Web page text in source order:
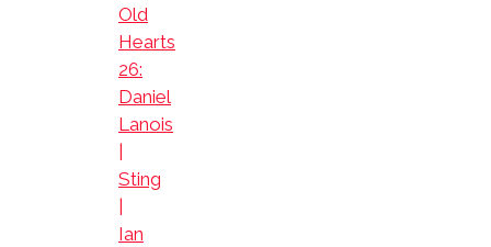
Old
Hearts
26:
Daniel
Lanois
Sting
Ian